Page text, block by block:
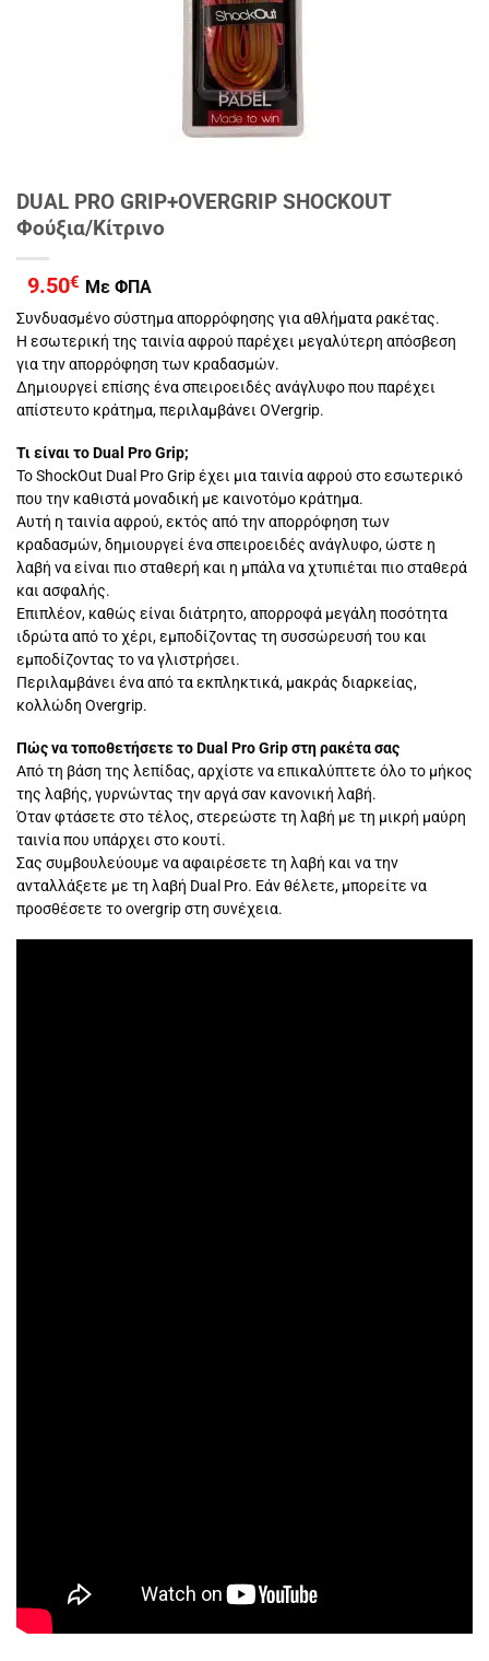
DUAL PRO GRIP+OVERGRIP SHOCKOUT
Φούξια/Κίτρινο
9.50€ Με ΦΠΑ
Συνδυασμένο σύστημα απορρόφησης για αθλήματα ρακέτας.
Η εσωτερική της ταινία αφρού παρέχει μεγαλύτερη απόσβεση
για την απορρόφηση των κραδασμών.
Δημιουργεί επίσης ένα σπειροειδές ανάγλυφο που παρέχει
απίστευτο κράτημα, περιλαμβάνει OVergrip.
Τι είναι το Dual Pro Grip;
Το ShockOut Dual Pro Grip έχει μια ταινία αφρού στο εσωτερικό
που την καθιστά μοναδική με καινοτόμο κράτημα.
Αυτή η ταινία αφρού, εκτός από την απορρόφηση των
κραδασμών, δημιουργεί ένα σπειροειδές ανάγλυφο, ώστε η
λαβή να είναι πιο σταθερή και η μπάλα να χτυπιέται πιο σταθερά
και ασφαλής.
Επιπλέον, καθώς είναι διάτρητο, απορροφά μεγάλη ποσότητα
ιδρώτα από το χέρι, εμποδίζοντας τη συσσώρευσή του και
εμποδίζοντας το να γλιστρήσει.
Περιλαμβάνει ένα από τα εκπληκτικά, μακράς διαρκείας,
κολλώδη Overgrip.
Πώς να τοποθετήσετε το Dual Pro Grip στη ρακέτα σας
Από τη βάση της λεπίδας, αρχίστε να επικαλύπτετε όλο το μήκος
της λαβής, γυρνώντας την αργά σαν κανονική λαβή.
Όταν φτάσετε στο τέλος, στερεώστε τη λαβή με τη μικρή μαύρη
ταινία που υπάρχει στο κουτί.
Σας συμβουλεύουμε να αφαιρέσετε τη λαβή και να την
ανταλλάξετε με τη λαβή Dual Pro. Εάν θέλετε, μπορείτε να
προσθέσετε το overgrip στη συνέχεια.